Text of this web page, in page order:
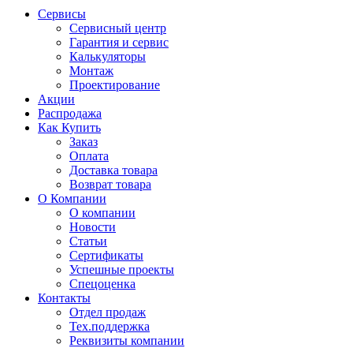
Сервисы
Сервисный центр
Гарантия и сервис
Калькуляторы
Монтаж
Проектирование
Акции
Распродажа
Как Купить
Заказ
Оплата
Доставка товара
Возврат товара
О Компании
О компании
Новости
Статьи
Сертификаты
Успешные проекты
Спецоценка
Контакты
Отдел продаж
Тех.поддержка
Реквизиты компании